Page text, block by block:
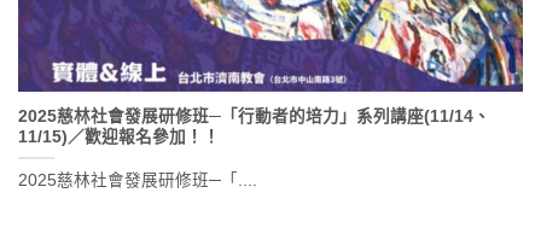
2025慈林社會發展研修班─「行動者的培力」系列講座(11/14、
11/15)／歡迎報名參加！！
2025慈林社會發展研修班─「....